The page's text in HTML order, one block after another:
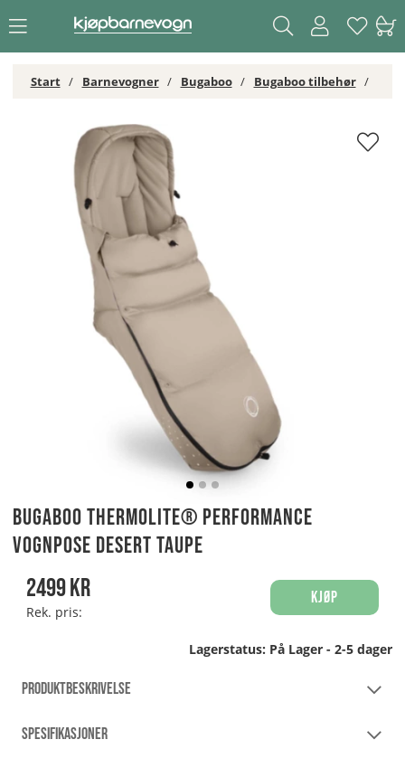
Start Barnevogner Bugaboo Bugaboo tilbehør
Bugaboo THERMOLITE® performance Vognpose Desert Taupe
Bugaboo THERMOLITE® performance
Vognpose Desert Taupe
2499kr
Rek. pris:
Kjøp
Lagerstatus: På Lager - 2-5 dager
PRODUKTBESKRIVELSE
SPESIFIKASJONER